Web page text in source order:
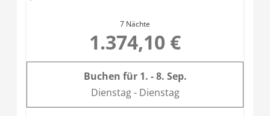
7 Nächte
1.374,10 €
Buchen für 1. - 8. Sep.
Dienstag - Dienstag